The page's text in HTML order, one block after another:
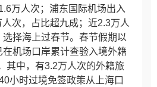
万人次；浦东国际机场出入
次，占比超九成；近2.3万人
择海上过春节。 春节假期以
机场口岸累计查验入境外籍
其中，有3.2万人次的外籍旅
小时过境免签政策从上海口